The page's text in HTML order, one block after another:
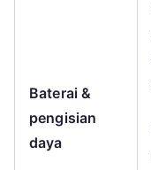
Baterai &
pengisian
daya